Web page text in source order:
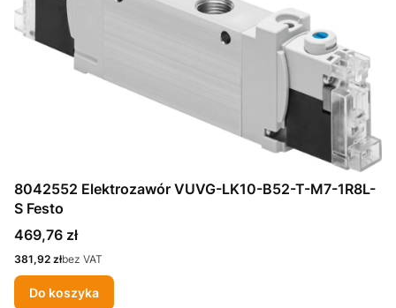
8042552 Elektrozawór VUVG-LK10-B52-T-M7-1R8L-
S Festo
Cena
469,76 zł
Cena
381,92 złbez VAT
Do koszyka